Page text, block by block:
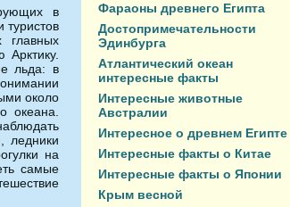
в
главных
льда: в
около
океана.
ледники
на
самые
Фараоны древнего Египта
Достопримечательности
Эдинбурга
Атлантический океан
интересные факты
Интересные животные
Австралии
Интересное о древнем Египте
Интересные факты о Китае
Интересные факты о Японии
Крым весной